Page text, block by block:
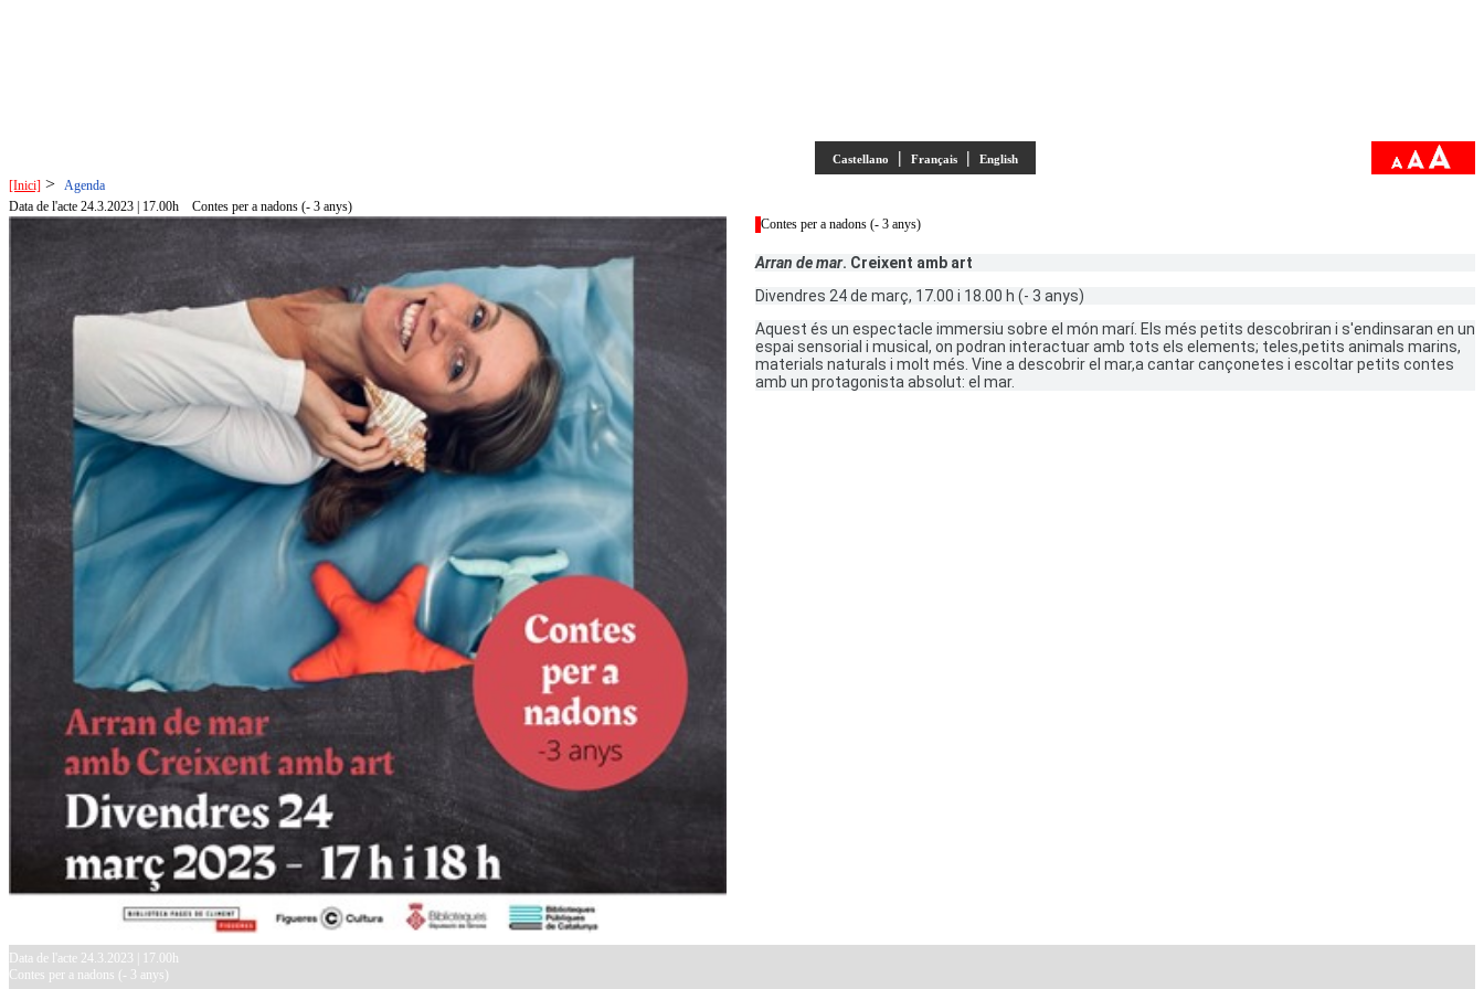
Castellano | Français | English
[Inici] > Agenda
Data de l'acte 24.3.2023 | 17.00h
Contes per a nadons (- 3 anys)
Contes per a nadons (- 3 anys)
Arran de mar. Creixent amb art
Divendres 24 de març, 17.00 i 18.00 h (- 3 anys)
Aquest és un espectacle immersiu sobre el món marí. Els més petits descobriran i s'endinsaran en un
espai sensorial i musical, on podran interactuar amb tots els elements; teles,petits animals marins,
materials naturals i molt més. Vine a descobrir el mar,a cantar cançonetes i escoltar petits contes
amb un protagonista absolut: el mar.
Data de l'acte 24.3.2023 | 17.00h
Contes per a nadons (- 3 anys)